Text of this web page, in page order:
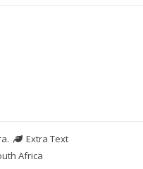
.
Extra Text
Africa